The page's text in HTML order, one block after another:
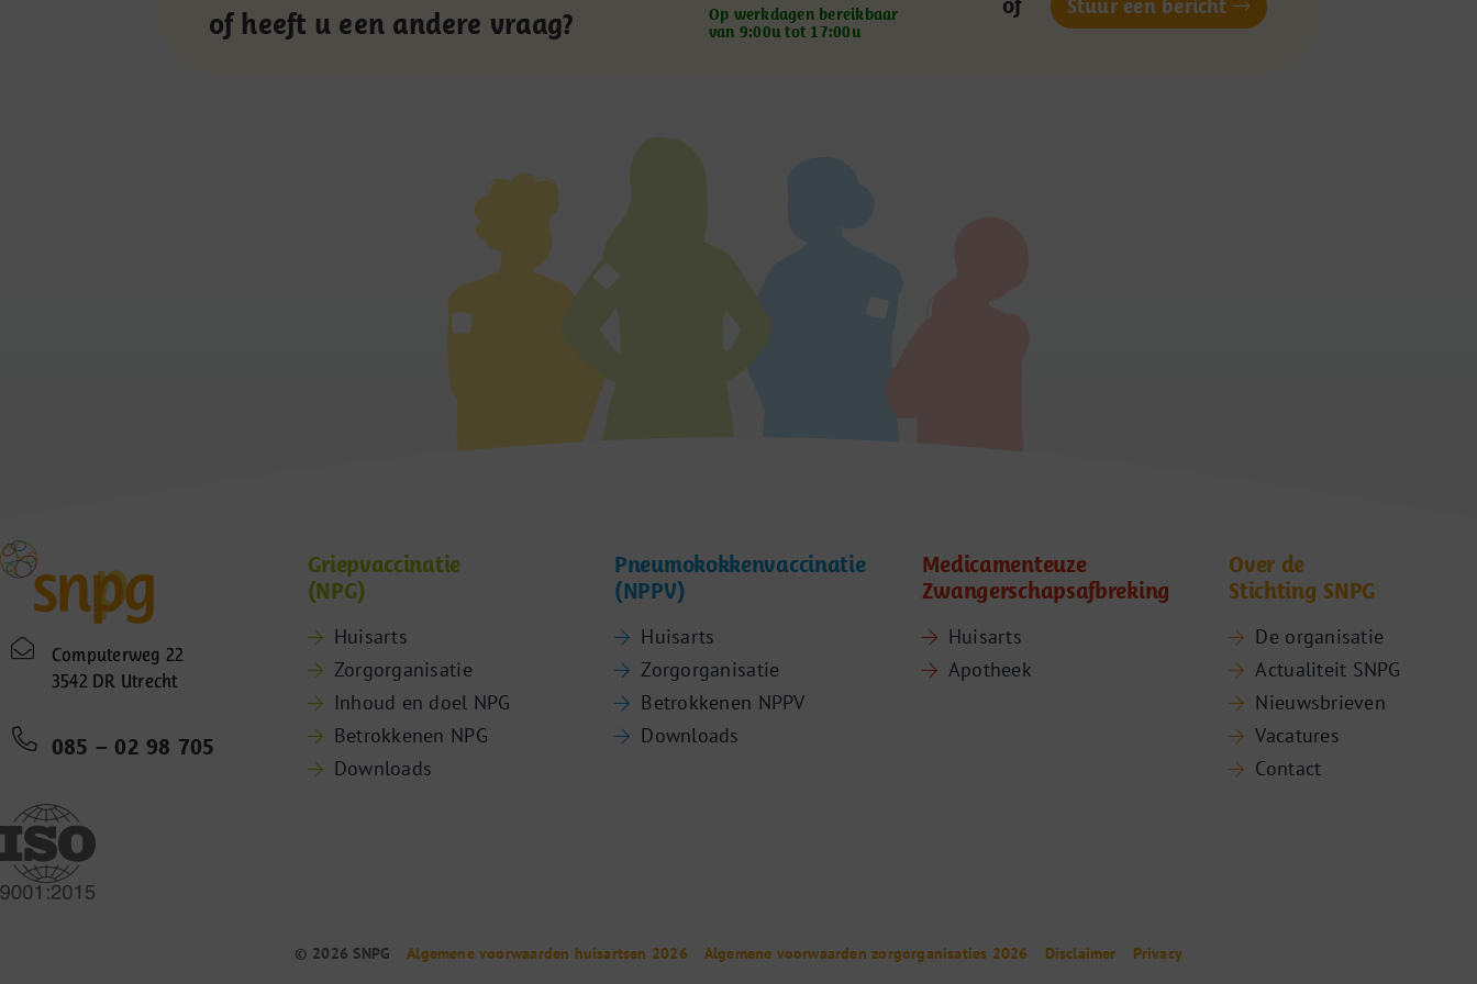
of heeft u een andere vraag?
Op werkdagen bereikbaar
van 9:00u tot 17:00u
Stuur een bericht
Computerweg 22
3542 DR Utrecht
085 – 02 98 705
Griepvaccinatie
(NPG)
Huisarts
Zorgorganisatie
Inhoud en doel NPG
Betrokkenen NPG
Downloads
Pneumokokkenvaccinatie
(NPPV)
Huisarts
Zorgorganisatie
Betrokkenen NPPV
Downloads
Medicamenteuze
Zwangerschapsafbreking
Huisarts
Apotheek
Over de
Stichting SNPG
De organisatie
Actualiteit SNPG
Nieuwsbrieven
Vacatures
Contact
© 2026 SNPG Algemene voorwaarden huisartsen 2026 Algemene voorwaarden zorgorganisaties 2026 Disclaimer Privacy